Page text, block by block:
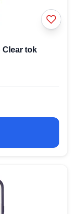
Clear tok